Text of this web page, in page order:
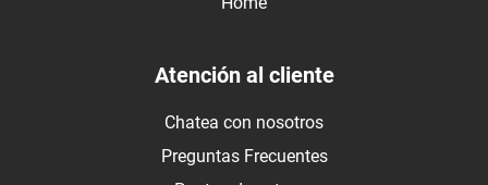
Atención al cliente
Chatea con nosotros
Preguntas Frecuentes